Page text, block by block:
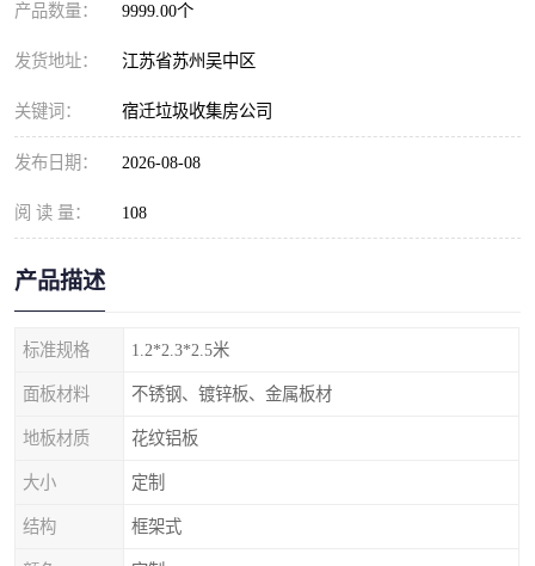
产品数量： 9999.00个
发货地址： 江苏省苏州吴中区
关键词： 宿迁垃圾收集房公司
发布日期： 2026-08-08
阅 读 量： 108
产品描述
标准规格 1.2*2.3*2.5米
面板材料 不锈钢、镀锌板、金属板材
地板材质 花纹铝板
大小 定制
结构 框架式